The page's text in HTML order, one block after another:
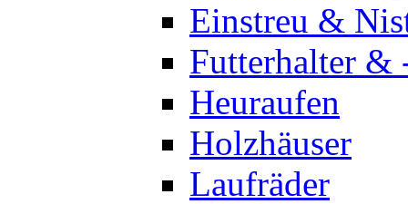
Einstreu &
Futterhalter &
Heuraufen
Holzhäuser
Laufräder